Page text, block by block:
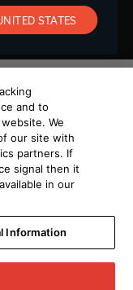
in de
huis
Van AV
kies
bij
STATES
and to
We
our site with
partners. If
signal then it
in our
Information